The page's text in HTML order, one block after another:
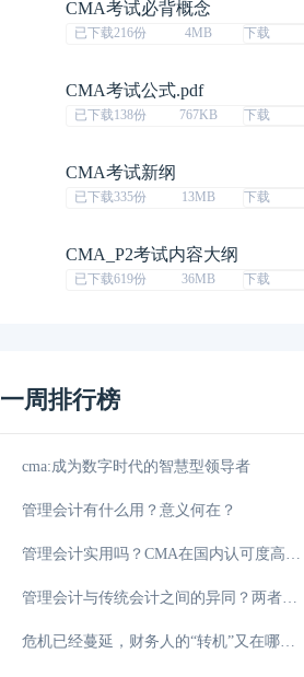
CMA考试必背概念
已下载216份 4MB 下载
CMA考试公式.pdf
已下载138份 767KB 下载
CMA考试新纲
已下载335份 13MB 下载
CMA_P2考试内容大纲
已下载619份 36MB 下载
一周排行榜
cma:成为数字时代的智慧型领导者
管理会计有什么用？意义何在？